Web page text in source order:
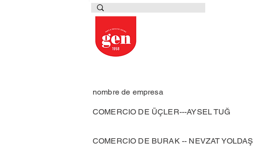
nombre de empresa
COMERCIO DE ÜÇLER---AYSEL TUĞ
COMERCIO DE BURAK -- NEVZAT YOLDAŞ